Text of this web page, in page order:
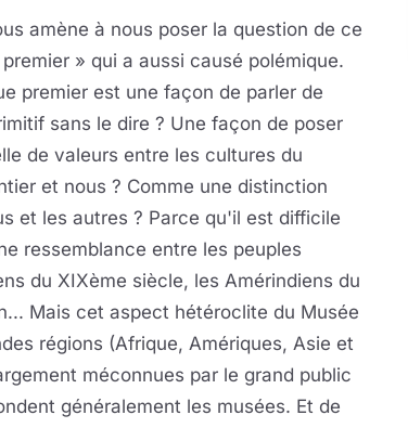
amène à nous poser la question de ce
» qui a aussi causé polémique.
premier est une façon de parler de
sans le dire ? Une façon de poser
de valeurs entre les cultures du
et nous ? Comme une distinction
et les autres ? Parce qu'il est difficile
ressemblance entre les peuples
du XIXème siècle, les Amérindiens du
Mais cet aspect hétéroclite du Musée
régions (Afrique, Amériques, Asie et
méconnues par le grand public
généralement les musées. Et de